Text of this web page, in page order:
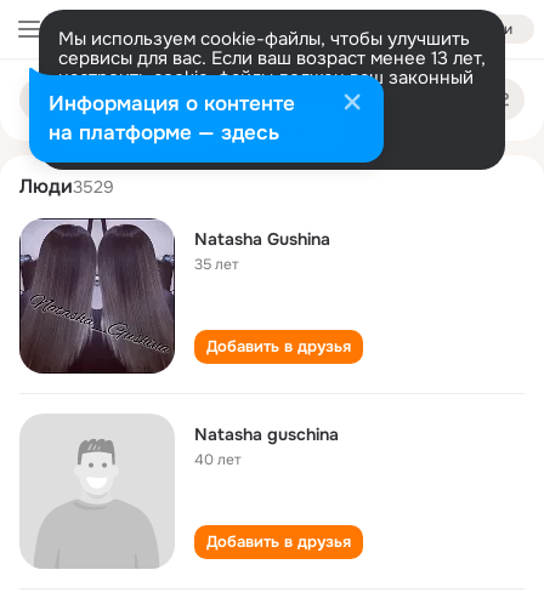
Войти
Мы используем cookie-файлы, чтобы улучшить
сервисы для вас. Если ваш возраст менее 13 лет,
настроить cookie-файлы должен ваш законный
представитель. Больше информации
Разрешить все Настроить
Поиск
людям
natasha guschina
Люди3529
Natasha Gushina
35 лет
Добавить в друзья
Natasha guschina
40 лет
Добавить в друзья
Информация о контенте
на платформе — здесь